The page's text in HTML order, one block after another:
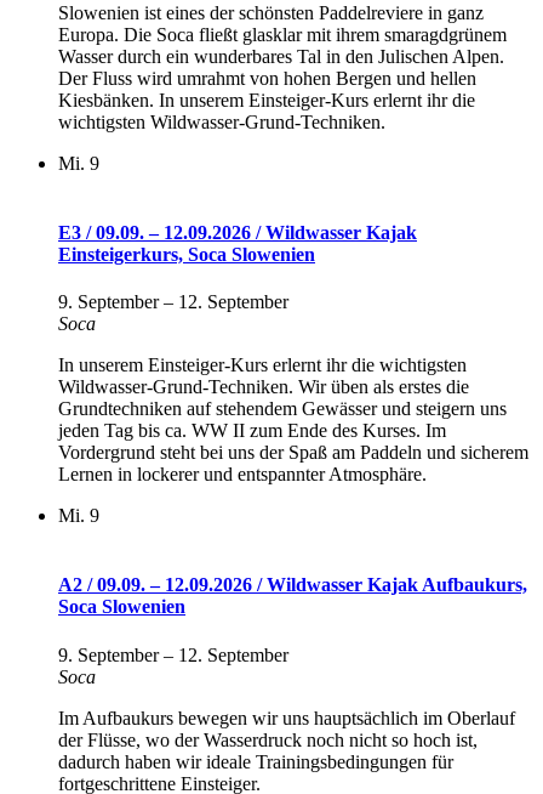
Slowenien ist eines der schönsten Paddelreviere in ganz
Europa. Die Soca fließt glasklar mit ihrem smaragdgrünem
Wasser durch ein wunderbares Tal in den Julischen Alpen.
Der Fluss wird umrahmt von hohen Bergen und hellen
Kiesbänken. In unserem Einsteiger-Kurs erlernt ihr die
wichtigsten Wildwasser-Grund-Techniken.
Mi. 9
E3 / 09.09. – 12.09.2026 / Wildwasser Kajak
Einsteigerkurs, Soca Slowenien
9. September– 12. September
Soca
In unserem Einsteiger-Kurs erlernt ihr die wichtigsten
Wildwasser-Grund-Techniken. Wir üben als erstes die
Grundtechniken auf stehendem Gewässer und steigern uns
jeden Tag bis ca. WW II zum Ende des Kurses. Im
Vordergrund steht bei uns der Spaß am Paddeln und sicherem
Lernen in lockerer und entspannter Atmosphäre.
Mi. 9
A2 / 09.09. – 12.09.2026 / Wildwasser Kajak Aufbaukurs,
Soca Slowenien
9. September– 12. September
Soca
Im Aufbaukurs bewegen wir uns hauptsächlich im Oberlauf
der Flüsse, wo der Wasserdruck noch nicht so hoch ist,
dadurch haben wir ideale Trainingsbedingungen für
fortgeschrittene Einsteiger.